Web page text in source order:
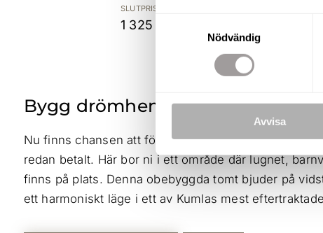
Nödvändig
Avvisa
SLUTPRIS
1 325 000 kr
Bygg drömhemmet i idylliska
Nu finns chansen att förvärva den bästa tomten i
redan betalt. Här bor ni i ett område där lugnet,
finns på plats. Denna obebyggda tomt bjuder på
ett harmoniskt läge i ett av Kumlas mest